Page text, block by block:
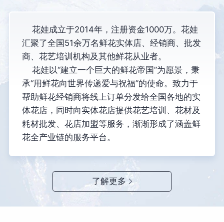
花娃成立于2014年，注册资金1000万。花娃
汇聚了全国51余万名鲜花实体店、经销商、批发
商、花艺培训机构及其他鲜花从业者。
花娃以“建立一个巨大的鲜花帝国”为愿景，秉
承“用鲜花向世界传递爱与祝福”的使命。致力于
帮助鲜花经销商将线上订单分发给全国各地的实
体花店，同时向实体花店提供花艺培训、花材及
耗材批发、花店加盟等服务，渐渐形成了涵盖鲜
花全产业链的服务平台。
了解更多